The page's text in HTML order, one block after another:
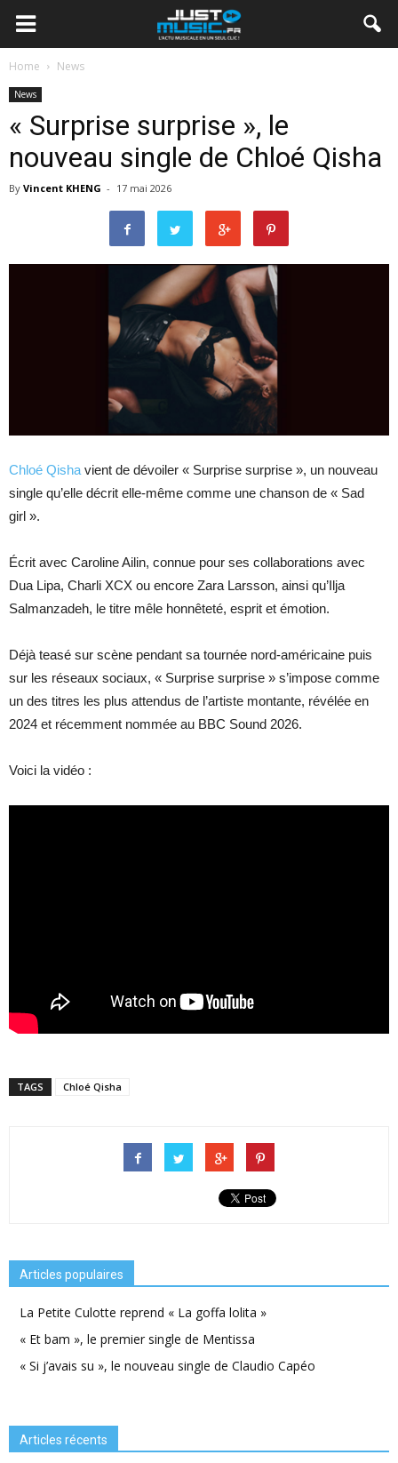
Home News
News
« Surprise surprise », le
nouveau single de Chloé Qisha
By Vincent KHENG - 17 mai 2026
Chloé Qisha vient de dévoiler « Surprise surprise », un nouveau
single qu’elle décrit elle-même comme une chanson de « Sad
girl ».
Écrit avec Caroline Ailin, connue pour ses collaborations avec
Dua Lipa, Charli XCX ou encore Zara Larsson, ainsi qu’Ilja
Salmanzadeh, le titre mêle honnêteté, esprit et émotion.
Déjà teasé sur scène pendant sa tournée nord-américaine puis
sur les réseaux sociaux, « Surprise surprise » s’impose comme
un des titres les plus attendus de l’artiste montante, révélée en
2024 et récemment nommée au BBC Sound 2026.
Voici la vidéo :
TAGS Chloé Qisha
Articles populaires
La Petite Culotte reprend « La goffa lolita »
« Et bam », le premier single de Mentissa
« Si j’avais su », le nouveau single de Claudio Capéo
Articles récents